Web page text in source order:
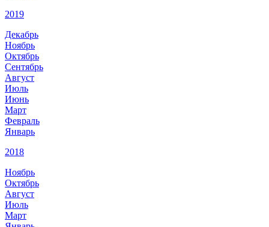
2019
Декабрь
Ноябрь
Октябрь
Сентябрь
Август
Июль
Июнь
Март
Февраль
Январь
2018
Ноябрь
Октябрь
Август
Июль
Март